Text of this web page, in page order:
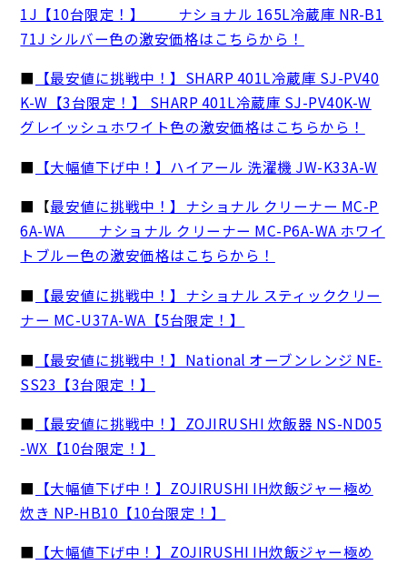
1J【10台限定！】 ナショナル 165L冷蔵庫 NR-B1
71J シルバー色の激安価格はこちらから！
■ 【最安値に挑戦中！】SHARP 401L冷蔵庫 SJ-PV40
K-W【3台限定！】 SHARP 401L冷蔵庫 SJ-PV40K-W
グレイッシュホワイト色の激安価格はこちらから！
■ 【大幅値下げ中！】ハイアール 洗濯機 JW-K33A-W
■【最安値に挑戦中！】ナショナル クリーナー MC-P
6A-WA ナショナル クリーナー MC-P6A-WA ホワイ
トブルー色の激安価格はこちらから！
■ 【最安値に挑戦中！】ナショナル スティッククリー
ナー MC-U37A-WA【5台限定！】
■ 【最安値に挑戦中！】National オーブンレンジ NE-
SS23【3台限定！】
■ 【最安値に挑戦中！】ZOJIRUSHI 炊飯器 NS-ND05
-WX【10台限定！】
■ 【大幅値下げ中！】ZOJIRUSHI IH炊飯ジャー極め
炊き NP-HB10【10台限定！】
■ 【大幅値下げ中！】ZOJIRUSHI IH炊飯ジャー極め